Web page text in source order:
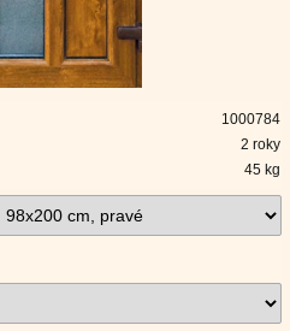
1000784
2 roky
45 kg